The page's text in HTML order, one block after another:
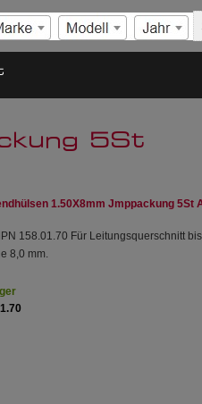
5St
1.50X8mm Jmppackung 5St
158.01.70 Für Leitungsquerschnitt
8,0 mm.